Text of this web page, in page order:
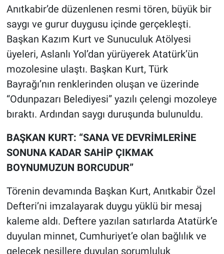
Anıtkabir’de düzenlenen resmi tören, büyük bir
saygı ve gurur duygusu içinde gerçekleşti.
Başkan Kazım Kurt ve Sunuculuk Atölyesi
üyeleri, Aslanlı Yol’dan yürüyerek Atatürk’ün
mozolesine ulaştı. Başkan Kurt, Türk
Bayrağı’nın renklerinden oluşan ve üzerinde
“Odunpazarı Belediyesi” yazılı çelengi mozoleye
bıraktı. Ardından saygı duruşunda bulunuldu.
BAŞKAN KURT: “SANA VE DEVRİMLERİNE
SONUNA KADAR SAHİP ÇIKMAK
BOYNUMUZUN BORCUDUR”
Törenin devamında Başkan Kurt, Anıtkabir Özel
Defteri’ni imzalayarak duygu yüklü bir mesaj
kaleme aldı. Deftere yazılan satırlarda Atatürk’e
duyulan minnet, Cumhuriyet’e olan bağlılık ve
gelecek nesillere duyulan sorumluluk